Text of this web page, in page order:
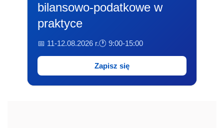
bilansowo-podatkowe w
praktyce
📅 11-12.08.2026 r.🕐 9:00-15:00
Zapisz się